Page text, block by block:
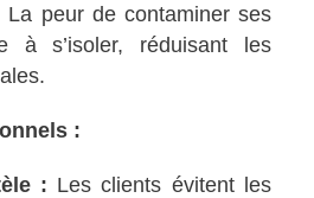
La peur de contaminer ses
à s’isoler, réduisant les
:
: Les clients évitent les